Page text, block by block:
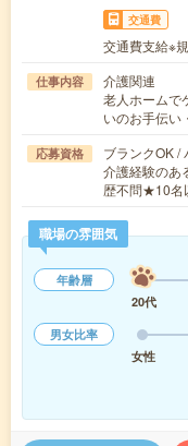
交通費
交通費支給※
仕事内容
介護関連
老人ホームで
いのお手伝
応募資格
ブランクOK /
介護経験のあ
歴不問★10名
職場の雰囲気
年齢層
20代
男女比率
女性